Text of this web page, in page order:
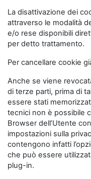
La disattivazione dei
attraverso le modalità
e/o rese disponibili
per detto trattamento.
Per cancellare cookie
Anche se viene
di terze parti, prima di
essere stati
tecnici non è possibile
Browser dell’Utente
impostazioni sulla
contengono infatti
che può essere
plug-in.